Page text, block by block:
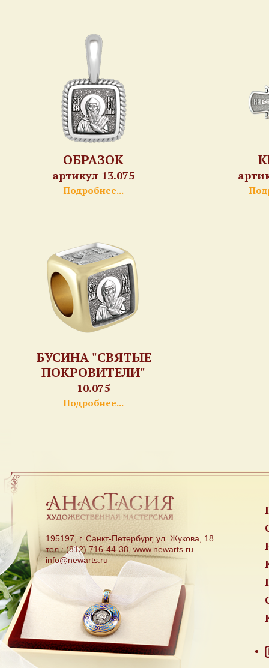
ОБРАЗОК
артикул 13.075
Подробнее...
БУСИНА "СВЯТЫЕ
ПОКРОВИТЕЛИ"
10.075
Подробнее...
195197, г. Санкт-Петербург, ул. Жукова, 18
тел.: (812) 716-44-38, www.newarts.ru
info@newarts.ru